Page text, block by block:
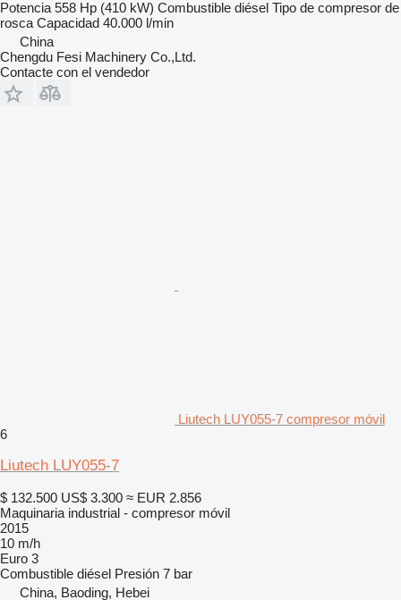
Potencia 558 Hp (410 kW) Combustible diésel Tipo de compresor de
rosca Capacidad 40.000 l/min
China
Chengdu Fesi Machinery Co.,Ltd.
Contacte con el vendedor
Liutech LUY055-7 compresor móvil
6
Liutech LUY055-7
$ 132.500 US$ 3.300 ≈ EUR 2.856
Maquinaria industrial - compresor móvil
2015
10 m/h
Euro 3
Combustible diésel Presión 7 bar
China, Baoding, Hebei